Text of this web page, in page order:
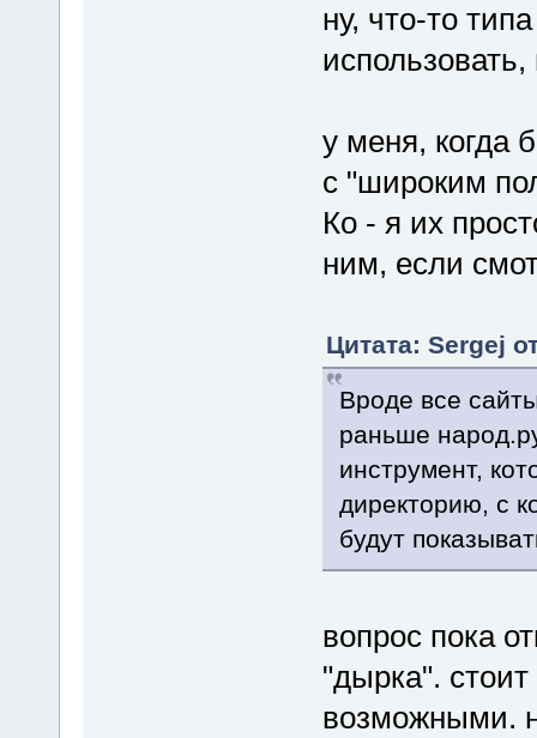
ну, что-то
у меня, когда
с "широким
Ко - я их
ним, если
Цитата: Sergej
Вроде все
раньше
инструмент,
директорию, с
будут
вопрос пока
"дырка".
возможными.